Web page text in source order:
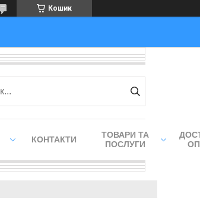
Кошик
КОНТАКТИ
ТОВАРИ ТА
ПОСЛУГИ